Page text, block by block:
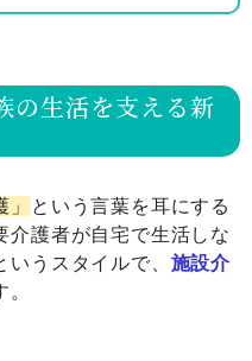
の生活を支える新
」
という言葉を耳にする
介護者が自宅で生活しな
うスタイルで、 施設介